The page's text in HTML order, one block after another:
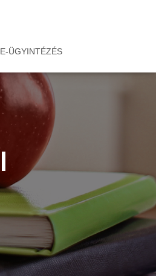
E-ÜGYINTÉZÉS